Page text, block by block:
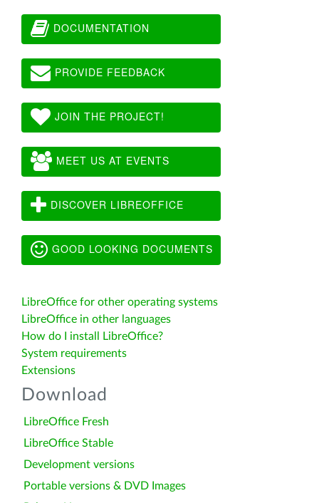
DOCUMENTATION
PROVIDE FEEDBACK
JOIN THE PROJECT!
MEET US AT EVENTS
DISCOVER LIBREOFFICE
GOOD LOOKING DOCUMENTS
LibreOffice for other operating systems
LibreOffice in other languages
How do I install LibreOffice?
System requirements
Extensions
Download
LibreOffice Fresh
LibreOffice Stable
Development versions
Portable versions & DVD Images